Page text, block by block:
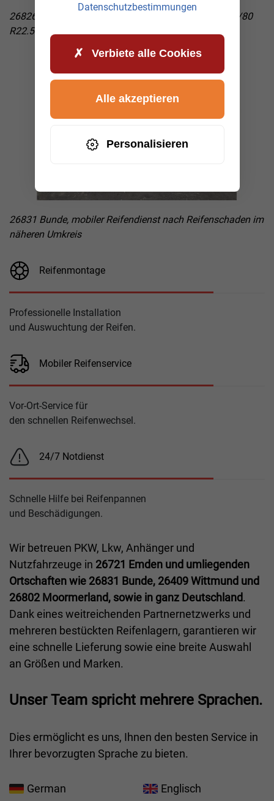
26826 Weener, Lkw Reifenwechsel mit der Größe 295/80
R22.5
26831 Bunde, mobiler Reifendienst nach Reifenschaden im
näheren Umkreis
Reifenmontage
Professionelle Installation
und Auswuchtung der Reifen.
Mobiler Reifenservice
Vor-Ort-Service für
den schnellen Reifenwechsel.
24/7 Notdienst
Schnelle Hilfe bei Reifenpannen
und Beschädigungen.
Wir betreuen PKW, Lkw, Anhänger und
Nutzfahrzeuge in 26721 Emden und umliegenden
Ortschaften wie 26831 Bunde, 26409 Wittmund und
26802 Moormerland, sowie in ganz Deutschland.
Dank eines weitreichenden Partnernetzwerks und
mehreren bestückten Reifenlagern, garantieren wir
eine schnelle Lieferung sowie eine breite Auswahl
an Größen und Marken.
Unser Team spricht mehrere Sprachen.
Dies ermöglicht es uns, Ihnen den besten Service in
Ihrer bevorzugten Sprache zu bieten.
German Englisch
Datenschutzbestimmungen
Verbiete alle Cookies
Personalisieren
Alle akzeptieren